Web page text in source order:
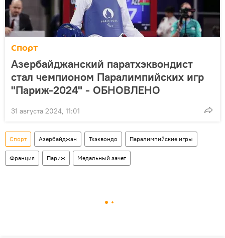
Спорт
Азербайджанский паратхэквондист
стал чемпионом Паралимпийских игр
"Париж-2024" - ОБНОВЛЕНО
31 августа 2024, 11:01
Спорт Азербайджан Тхэквондо Паралимпийские игры
Франция Париж Медальный зачет